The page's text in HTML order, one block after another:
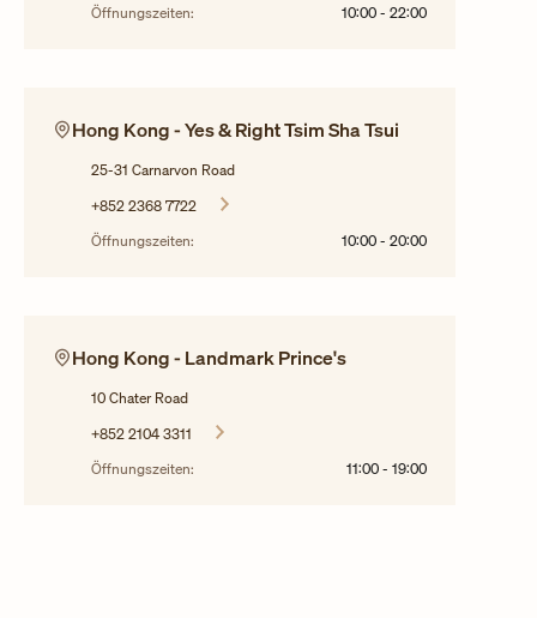
Öffnungszeiten:
10:00 - 22:00
Hong Kong - Yes & Right Tsim Sha Tsui
25-31 Carnarvon Road
+852 2368 7722
Öffnungszeiten:
10:00 - 20:00
Hong Kong - Landmark Prince's
10 Chater Road
+852 2104 3311
Öffnungszeiten:
11:00 - 19:00